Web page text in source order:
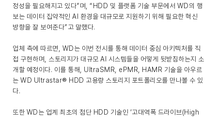
정성을 필요해지고 있다”며, “HDD 및 플랫폼 기술 부문에서 WD의 행
보는 데이터 집약적인 AI 환경을 대규모로 지원하기 위해 필요한 혁신
방향을 잘 보여준다”고 말했다.
업체 측에 따르면, WD는 이번 전시를 통해 데이터 중심 아키텍처를 직
접 구현하며, 스토리지가 대규모 AI 시스템들을 어떻게 뒷받침하는지 소
개할 예정이다. 이를 통해, UltraSMR, ePMR, HAMR 기술을 아우르
는 WD Ultrastar® HDD 고용량 스토리지 포트폴리오를 만나볼 수 있
다.
또한 WD는 업계 최초의 첨단 HDD 기술인 ‘고대역폭 드라이브(High